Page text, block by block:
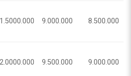
9.000.000 8.500.000
9.500.000 9.000.000